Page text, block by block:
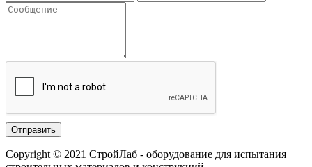
Copyright © 2021 СтройЛаб - оборудование для испытания